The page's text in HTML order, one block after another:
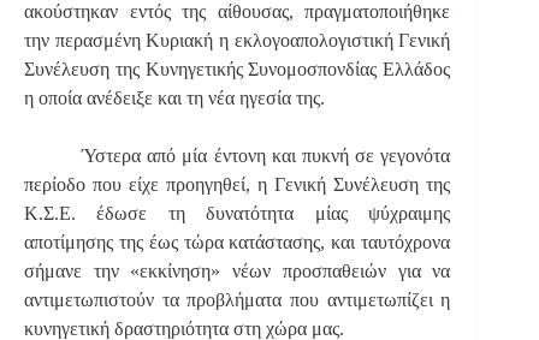
ακούστηκαν εντός της αίθουσας, πραγματοποιήθηκε
την περασμένη Κυριακή η εκλογοαπολογιστική Γενική
Συνέλευση της Κυνηγετικής Συνομοσπονδίας Ελλάδος
η οποία ανέδειξε και τη νέα ηγεσία της.
Ύστερα από μία έντονη και πυκνή σε γεγονότα
περίοδο που είχε προηγηθεί, η Γενική Συνέλευση της
Κ.Σ.Ε. έδωσε τη δυνατότητα μίας ψύχραιμης
αποτίμησης της έως τώρα κατάστασης, και ταυτόχρονα
σήμανε την «εκκίνηση» νέων προσπαθειών για να
αντιμετωπιστούν τα προβλήματα που αντιμετωπίζει η
κυνηγετική δραστηριότητα στη χώρα μας.